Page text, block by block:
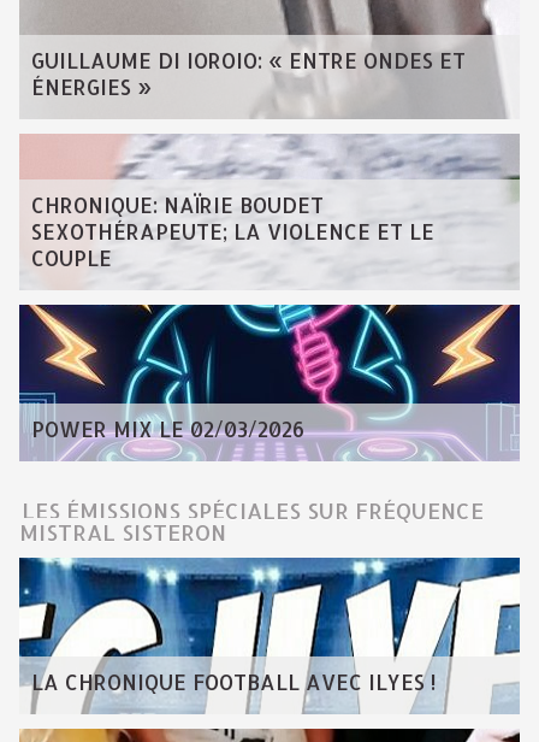
GUILLAUME DI IOROIO: « ENTRE ONDES ET
ÉNERGIES »
CHRONIQUE: NAÏRIE BOUDET
SEXOTHÉRAPEUTE; LA VIOLENCE ET LE
COUPLE
POWER MIX LE 02/03/2026
LES ÉMISSIONS SPÉCIALES SUR FRÉQUENCE
MISTRAL SISTERON
LA CHRONIQUE FOOTBALL AVEC ILYES !